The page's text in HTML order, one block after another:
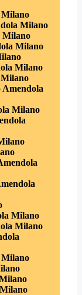
Milano
Milano
Milano
Milano
Milano
Amendola
Milano
Milano
Milano